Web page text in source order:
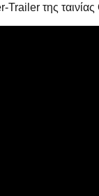
Trailer της